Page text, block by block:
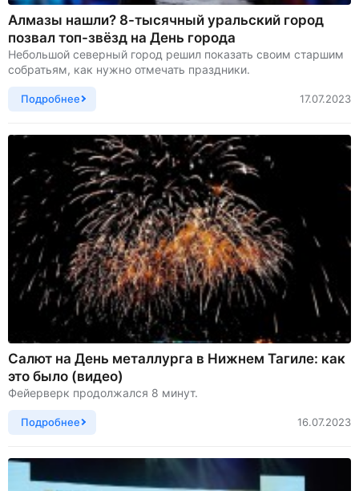
Алмазы нашли? 8-тысячный уральский город
позвал топ-звёзд на День города
Небольшой северный город решил показать своим старшим
собратьям, как нужно отмечать праздники.
Подробнее 17.07.2023
Cалют на День металлурга в Нижнем Тагиле: как
это было (видео)
Фейерверк продолжался 8 минут.
Подробнее 16.07.2023